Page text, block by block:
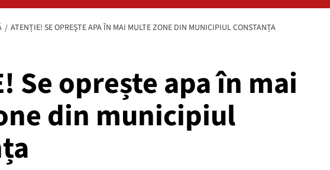
ATENȚIE! SE OPREȘTE APA ÎN MAI MULTE ZONE DIN MUNICIPIUL CONSTANȚA
Se oprește apa în mai
din municipiul